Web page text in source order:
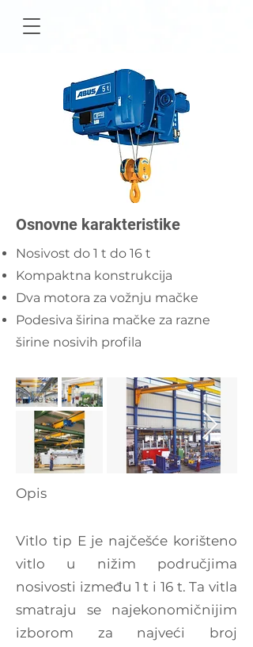
Osnovne karakteristike
Nosivost do 1 t do 16 t
Kompaktna konstrukcija
Dva motora za vožnju mačke
Podesiva širina mačke za razne
širine nosivih profila
Opis
Vitlo tip E je najčešće korišteno
vitlo u nižim područjima
nosivosti između 1 t i 16 t. Ta vitla
smatraju se najekonomičnijim
izborom za najveći broj